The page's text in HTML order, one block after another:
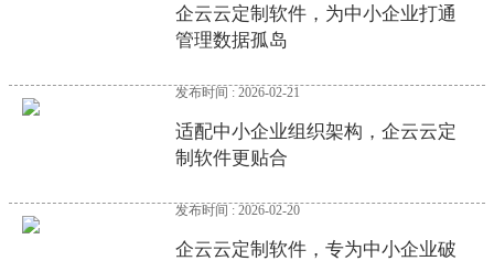
企云云定制软件，为中小企业打通
管理数据孤岛
发布时间 : 2026-02-21
适配中小企业组织架构，企云云定
制软件更贴合
发布时间 : 2026-02-20
企云云定制软件，专为中小企业破